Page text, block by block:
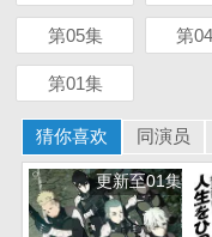
第05集 第
第01集
猜你喜欢 同演员
更新至01集